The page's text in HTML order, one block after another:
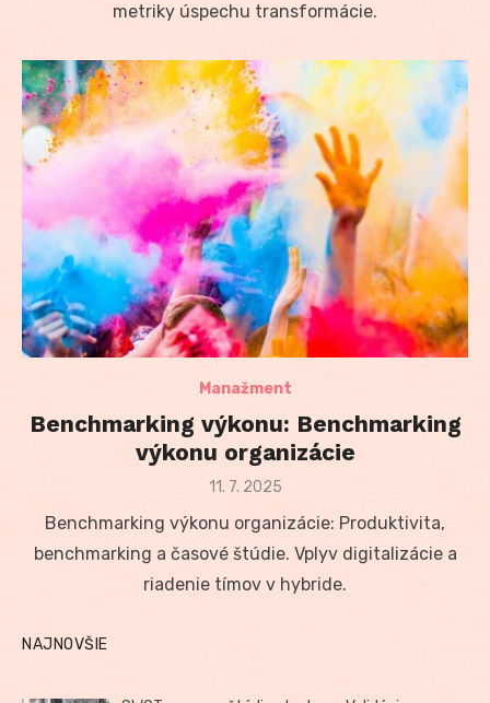
metriky úspechu transformácie.
Manažment
Benchmarking výkonu: Benchmarking
výkonu organizácie
Posted
11. 7. 2025
Benchmarking výkonu organizácie: Produktivita,
benchmarking a časové štúdie. Vplyv digitalizácie a
riadenie tímov v hybride.
NAJNOVŠIE